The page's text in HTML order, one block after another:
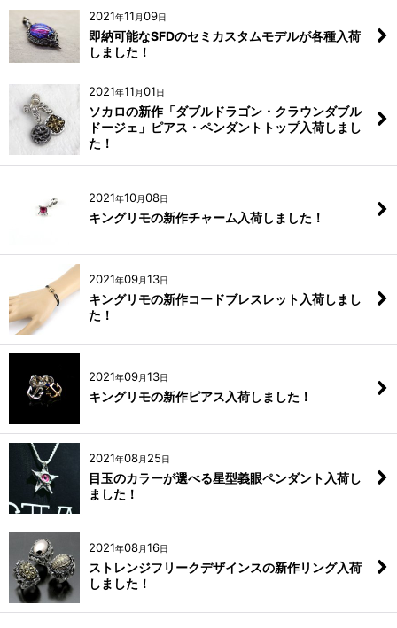
2021年11 月09日
即納可能なSFDのセミカスタムモデルが各種入荷
しました！
2021年11 月01日
ソカロの新作「ダブルドラゴン・クラウンダブル
ドージェ」ピアス・ペンダントトップ入荷しまし
た！
2021年10月08日
キングリモの新作チャーム入荷しました！
2021年09月13日
キングリモの新作コードブレスレット入荷しまし
た！
2021年09月13日
キングリモの新作ピアス入荷しました！
2021年08月 25日
目玉のカラーが選べる星型義眼ペンダント入荷し
ました！
2021年08月16日
ストレンジフリークデザインスの新作リング入荷
しました！